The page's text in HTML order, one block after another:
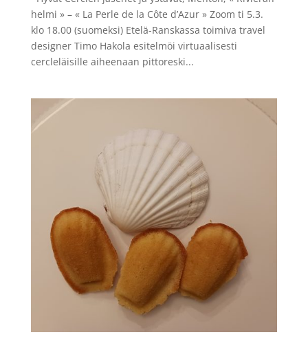
helmi » – « La Perle de la Côte d’Azur » Zoom ti 5.3.
klo 18.00 (suomeksi) Etelä-Ranskassa toimiva travel
designer Timo Hakola esitelmöi virtuaalisesti
cercleläisille aiheenaan pittoreski...